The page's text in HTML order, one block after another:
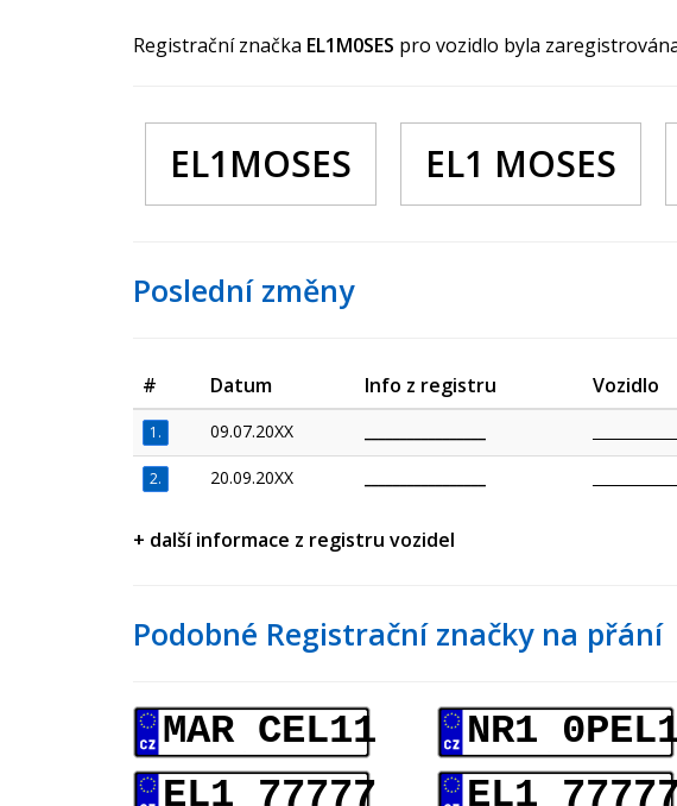
Registrační značka EL1M0SES pro vozidlo byla
EL1MOSES EL1 MOSES
Poslední změny
# Datum Info z registru Vozidlo
1. 09.07.20XX
2. 20.09.20XX
+ další informace z registru vozidel
Podobné Registrační značky na přání
MAR CEL11 NR1
EL1 77777
EL1